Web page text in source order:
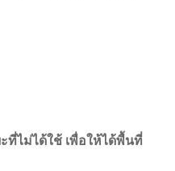
ที่ไม่ได้ใช้ เพื่อให้ได้พื้นที่